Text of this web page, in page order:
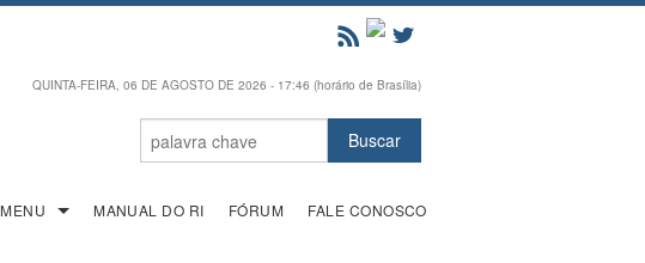
QUINTA-FEIRA, 06 DE AGOSTO DE 2026 - 17:46 (horário de Brasília)
MENU MANUAL DO RI FÓRUM FALE CONOSCO